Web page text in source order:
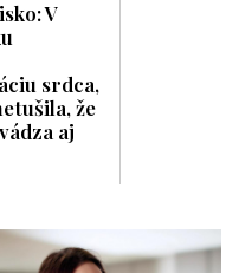
V
srdca,
že
aj